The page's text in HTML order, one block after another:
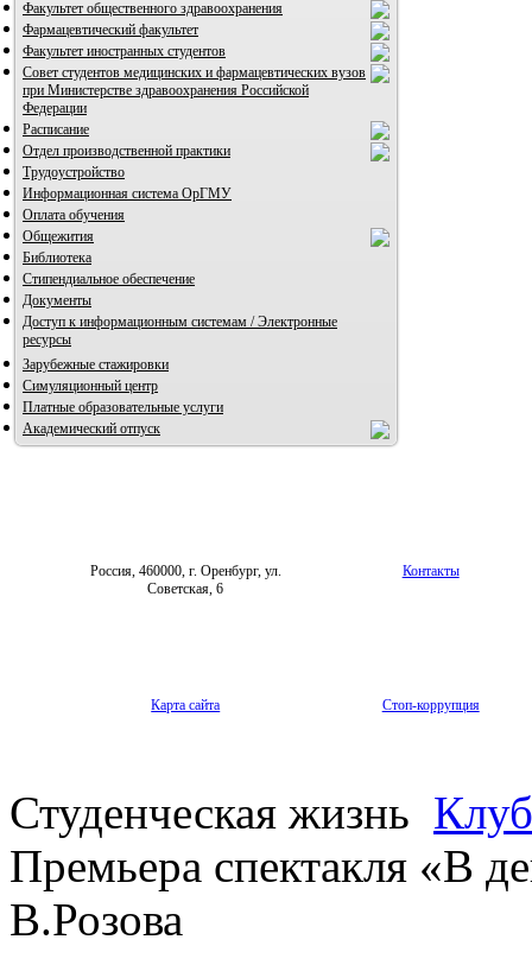
Факультет общественного здравоохранения
Фармацевтический факультет
Факультет иностранных студентов
Совет студентов медицинских и фармацевтических вузов
при Министерстве здравоохранения Российской
Федерации
Расписание
Отдел производственной практики
Трудоустройство
Информационная система ОрГМУ
Оплата обучения
Общежития
Библиотека
Стипендиальное обеспечение
Документы
Доступ к информационным системам / Электронные
ресурсы
Зарубежные стажировки
Симуляционный центр
Платные образовательные услуги
Академический отпуск
Россия, 460000, г. Оренбург, ул.
Советская, 6
Контакты
Карта сайта Стоп-коррупция
Студенческая жизнь
Премьера спектакля «В
В.Розова